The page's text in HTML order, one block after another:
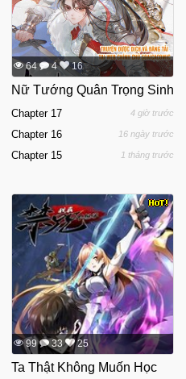
64 4 16
Nữ Tướng Quân Trọng Sinh
Chapter 17 4 giờ trước
Chapter 16 16 ngày trước
Chapter 15 1 tháng trước
99 33 25
Ta Thật Không Muốn Học